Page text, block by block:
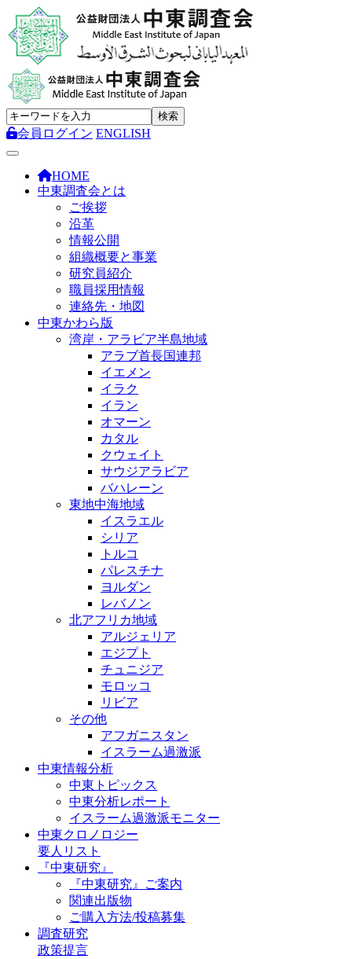
会員ログイン ENGLISH
Toggle navigation
HOME
中東調査会とは
ご挨拶
沿革
情報公開
組織概要と事業
研究員紹介
職員採用情報
連絡先・地図
中東かわら版
湾岸・アラビア半島地域
アラブ首長国連邦
イエメン
イラク
イラン
オマーン
カタル
クウェイト
サウジアラビア
バハレーン
東地中海地域
イスラエル
シリア
トルコ
パレスチナ
ヨルダン
レバノン
北アフリカ地域
アルジェリア
エジプト
チュニジア
モロッコ
リビア
その他
アフガニスタン
イスラーム過激派
中東情報分析
中東トピックス
中東分析レポート
イスラーム過激派モニター
中東クロノロジー
要人リスト
『中東研究』
『中東研究』ご案内
関連出版物
ご購入方法/投稿募集
調査研究
政策提言